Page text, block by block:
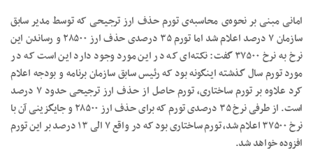
امانی مبنی بر نحوه‌ی محاسبه‌ی تورم حذف ارز ترجیحی که توسط مدیر سابق
سازمان ۷ درصد اعلام شد اما تورم ۳۵ درصدی حذف ارز ۲۸۵۰۰ و رساندن این
نرخ به نرخ ۳۷۵۰۰ گفت: نکته‌ای که در این مورد وجود دارد این است که در
مورد تورم سال گذشته اینگونه بود که رئیس سابق سازمان برنامه و بودجه اعلام
کرد علاوه بر تورم ساختاری، تورم حاصل از حذف ارز ترجیحی حدود ۷ درصد
است. از طرفی نرخ ۳۵ درصدی تورم که برای حذف ارز ۲۸۵۰۰ و جایگزینی آن با
نرخ ۳۷۵۰۰ اعلام شد، تورم ساختاری بود که در واقع ۷ الی ۱۳ درصد بر این تورم
افزوده خواهد شد.